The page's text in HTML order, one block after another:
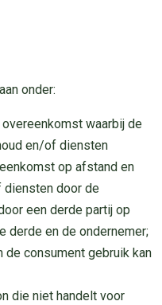
onder:
overeenkomst waarbij de
en/of diensten
op afstand en
diensten door de
een derde partij op
derde en de ondernemer;
de consument gebruik kan
die niet handelt voor